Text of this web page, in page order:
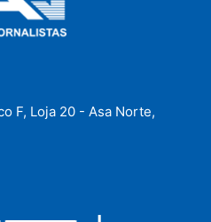
F, Loja 20 - Asa Norte,